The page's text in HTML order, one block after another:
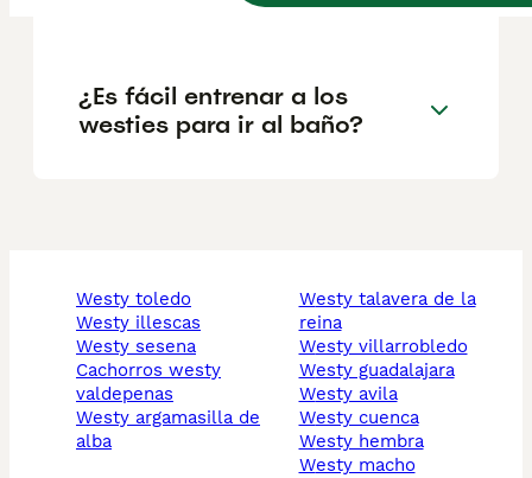
¿Es fácil entrenar a los
westies para ir al baño?
westy toledo
westy illescas
westy sesena
cachorros westy
valdepenas
westy argamasilla de
alba
westy talavera de la
reina
westy villarrobledo
westy guadalajara
westy avila
westy cuenca
westy hembra
westy macho